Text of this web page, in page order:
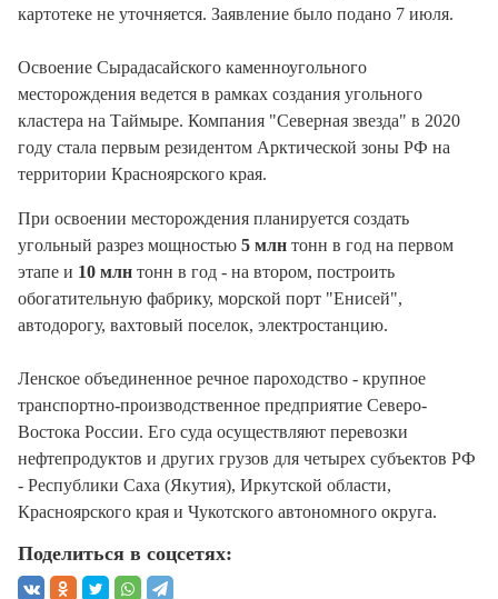
картотеке не уточняется. Заявление было подано 7 июля.
Освоение Сырадасайского каменноугольного
месторождения ведется в рамках создания угольного
кластера на Таймыре. Компания "Северная звезда" в 2020
году стала первым резидентом Арктической зоны РФ на
территории Красноярского края.
При освоении месторождения планируется создать
угольный разрез мощностью 5 млн тонн в год на первом
этапе и 10 млн тонн в год - на втором, построить
обогатительную фабрику, морской порт "Енисей",
автодорогу, вахтовый поселок, электростанцию.
Ленское объединенное речное пароходство - крупное
транспортно-производственное предприятие Северо-
Востока России. Его суда осуществляют перевозки
нефтепродуктов и других грузов для четырех субъектов РФ
- Республики Саха (Якутия), Иркутской области,
Красноярского края и Чукотского автономного округа.
Поделиться в соцсетях: